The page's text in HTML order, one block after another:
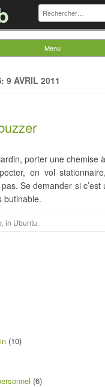
Rechercher :
Menu
9 AVRIL 2011
porter une chemise
en vol
Se demander si
butinable.
, in Ubuntu.
(10)
(6)